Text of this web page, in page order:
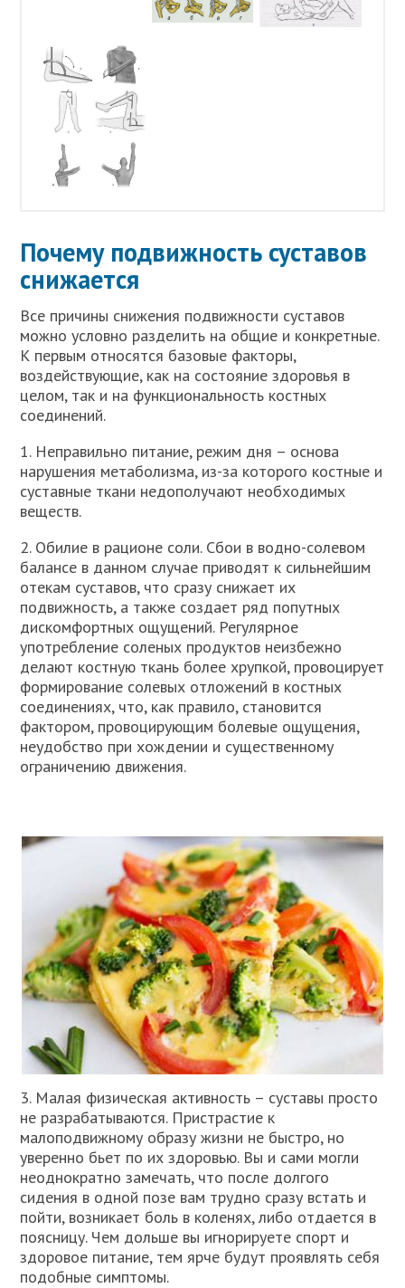
Почему подвижность суставов
снижается
Все причины снижения подвижности суставов
можно условно разделить на общие и конкретные.
К первым относятся базовые факторы,
воздействующие, как на состояние здоровья в
целом, так и на функциональность костных
соединений.
1. Неправильно питание, режим дня – основа
нарушения метаболизма, из-за которого костные и
суставные ткани недополучают необходимых
веществ.
2. Обилие в рационе соли. Сбои в водно-солевом
балансе в данном случае приводят к сильнейшим
отекам суставов, что сразу снижает их
подвижность, а также создает ряд попутных
дискомфортных ощущений. Регулярное
употребление соленых продуктов неизбежно
делают костную ткань более хрупкой, провоцирует
формирование солевых отложений в костных
соединениях, что, как правило, становится
фактором, провоцирующим болевые ощущения,
неудобство при хождении и существенному
ограничению движения.
3. Малая физическая активность – суставы просто
не разрабатываются. Пристрастие к
малоподвижному образу жизни не быстро, но
уверенно бьет по их здоровью. Вы и сами могли
неоднократно замечать, что после долгого
сидения в одной позе вам трудно сразу встать и
пойти, возникает боль в коленях, либо отдается в
поясницу. Чем дольше вы игнорируете спорт и
здоровое питание, тем ярче будут проявлять себя
подобные симптомы.